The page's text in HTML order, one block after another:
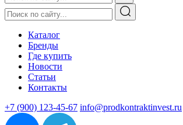
Каталог
Бренды
Где купить
Новости
Статьи
Контакты
+7 (900) 123-45-67 info@prodkontraktinvest.ru